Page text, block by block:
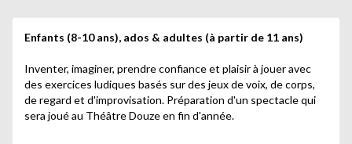
Enfants (8-10 ans), ados & adultes (à partir de 11 ans)
Inventer, imaginer, prendre confiance et plaisir à jouer avec
des exercices ludiques basés sur des jeux de voix, de corps,
de regard et d'improvisation. Préparation d'un spectacle qui
sera joué au Théâtre Douze en fin d'année.